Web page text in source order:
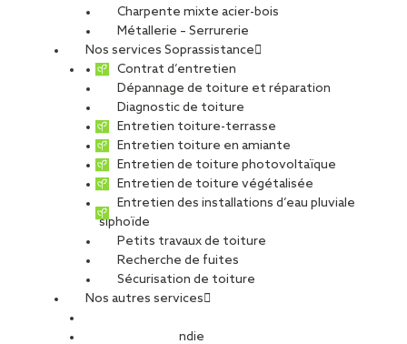
Charpente mixte acier-bois
Métallerie – Serrurerie
Nos services Soprassistance
Contrat d’entretien
Dépannage de toiture et réparation
Diagnostic de toiture
Entretien toiture-terrasse
Entretien toiture en amiante
Entretien de toiture photovoltaïque
Entretien de toiture végétalisée
Entretien des installations d’eau pluviale
siphoïde
Petits travaux de toiture
Recherche de fuites
Sécurisation de toiture
Nos autres services
Sécurité Incendie